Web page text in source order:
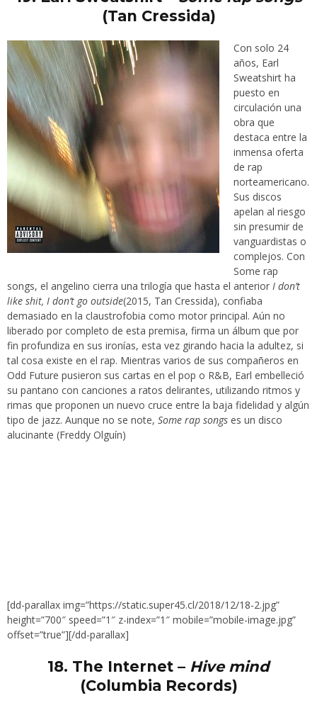
(Tan Cressida)
Con solo 24
años, Earl
Sweatshirt ha
puesto en
circulación una
obra que
destaca entre la
inmensa oferta
de rap
norteamericano.
Sus discos
apelan al riesgo
sin presumir de
vanguardistas o
complejos. Con
Some rap
songs, el angelino cierra una trilogía que hasta el anterior I don’t
like shit, I don’t go outside(2015, Tan Cressida), confiaba
demasiado en la claustrofobia como motor principal. Aún no
liberado por completo de esta premisa, firma un álbum que por
fin profundiza en sus ironías, esta vez girando hacia la adultez, si
tal cosa existe en el rap. Mientras varios de sus compañeros en
Odd Future pusieron sus cartas en el pop o R&B, Earl embelleció
su pantano con canciones a ratos delirantes, utilizando ritmos y
rimas que proponen un nuevo cruce entre la baja fidelidad y algún
tipo de jazz. Aunque no se note, Some rap songs es un disco
alucinante (Freddy Olguín)
[dd-parallax img=”https://static.super45.cl/2018/12/18-2.jpg”
height=”700″ speed=”1″ z-index=”1″ mobile=”mobile-image.jpg”
offset=”true”][/dd-parallax]
18. The Internet – Hive mind
(Columbia Records)